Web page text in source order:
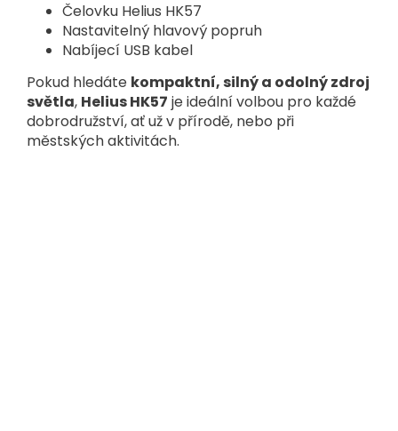
Čelovku Helius HK57
Nastavitelný hlavový popruh
Nabíjecí USB kabel
Pokud hledáte kompaktní, silný a odolný zdroj
světla, Helius HK57 je ideální volbou pro každé
dobrodružství, ať už v přírodě, nebo při
městských aktivitách.